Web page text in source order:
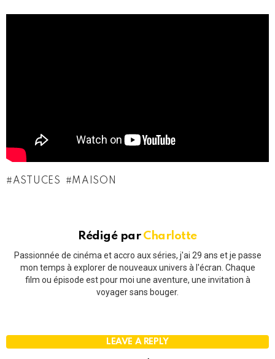
ASTUCES MAISON
Rédigé par Charlotte
Passionnée de cinéma et accro aux séries, j'ai 29 ans et je passe
mon temps à explorer de nouveaux univers à l'écran. Chaque
film ou épisode est pour moi une aventure, une invitation à
voyager sans bouger.
LEAVE A REPLY